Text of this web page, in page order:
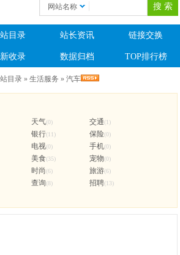
网站名称
目录 站长资讯 链接交换
收录 数据归档 TOP排行榜
目录 »生活服务 »汽车
天气(0) 交通(1)
银行(11) 保险(0)
电视(0) 手机(0)
美食(35) 宠物(0)
时尚(6) 旅游(6)
查询(8) 招聘(13)